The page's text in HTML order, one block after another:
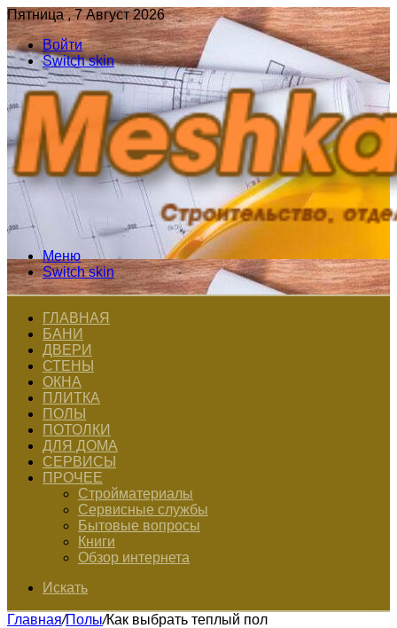
Пятница , 7 Август 2026
Войти
Switch skin
Меню
Switch skin
ГЛАВНАЯ
БАНИ
ДВЕРИ
СТЕНЫ
ОКНА
ПЛИТКА
ПОЛЫ
ПОТОЛКИ
ДЛЯ ДОМА
СЕРВИСЫ
ПРОЧЕЕ
Стройматериалы
Сервисные службы
Бытовые вопросы
Книги
Обзор интернета
Искать
Главная/Полы/Как выбрать теплый пол